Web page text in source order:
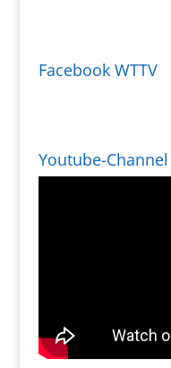
Facebook WTTV
Youtube-Channel